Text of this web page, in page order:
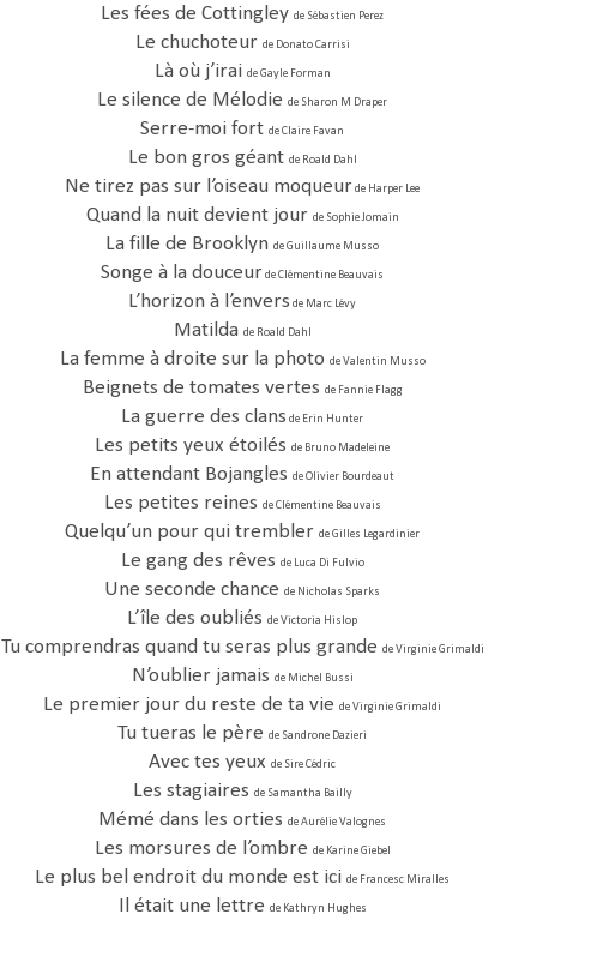
Les fées de Cottingley de Sébastien Perez
Le chuchoteur de Donato Carrisi
Là où j’irai de Gayle Forman
Le silence de Mélodie de Sharon M Draper
Serre-moi fort de Claire Favan
Le bon gros géant de Roald Dahl
Ne tirez pas sur l’oiseau moqueurde Harper Lee
Quand la nuit devient jour de Sophie Jomain
La fille de Brooklyn de Guillaume Musso
Songe à la douceurde Clémentine Beauvais
L’horizon à l’envers de Marc Lévy
Matilda de Roald Dahl
La femme à droite sur la photo de Valentin Musso
Beignets de tomates vertes de Fannie Flagg
La guerre des clans de Erin Hunter
Les petits yeux étoilés de Bruno Madeleine
En attendant Bojangles de Olivier Bourdeaut
Les petites reines de Clémentine Beauvais
Quelqu’un pour qui trembler de Gilles Legardinier
Le gang des rêves de Luca Di Fulvio
Une seconde chance de Nicholas Sparks
L’île des oubliés de Victoria Hislop
Tu comprendras quand tu seras plus grande de Virginie Grimaldi
N’oublier jamais de Michel Bussi
Le premier jour du reste de ta vie de Virginie Grimaldi
Tu tueras le père de Sandrone Dazieri
Avec tes yeux de Sire Cédric
Les stagiaires de Samantha Bailly
Mémé dans les orties de Aurélie Valognes
Les morsures de l’ombre de Karine Giebel
Le plus bel endroit du monde est ici de Francesc Miralles
Il était une lettre de Kathryn Hughes